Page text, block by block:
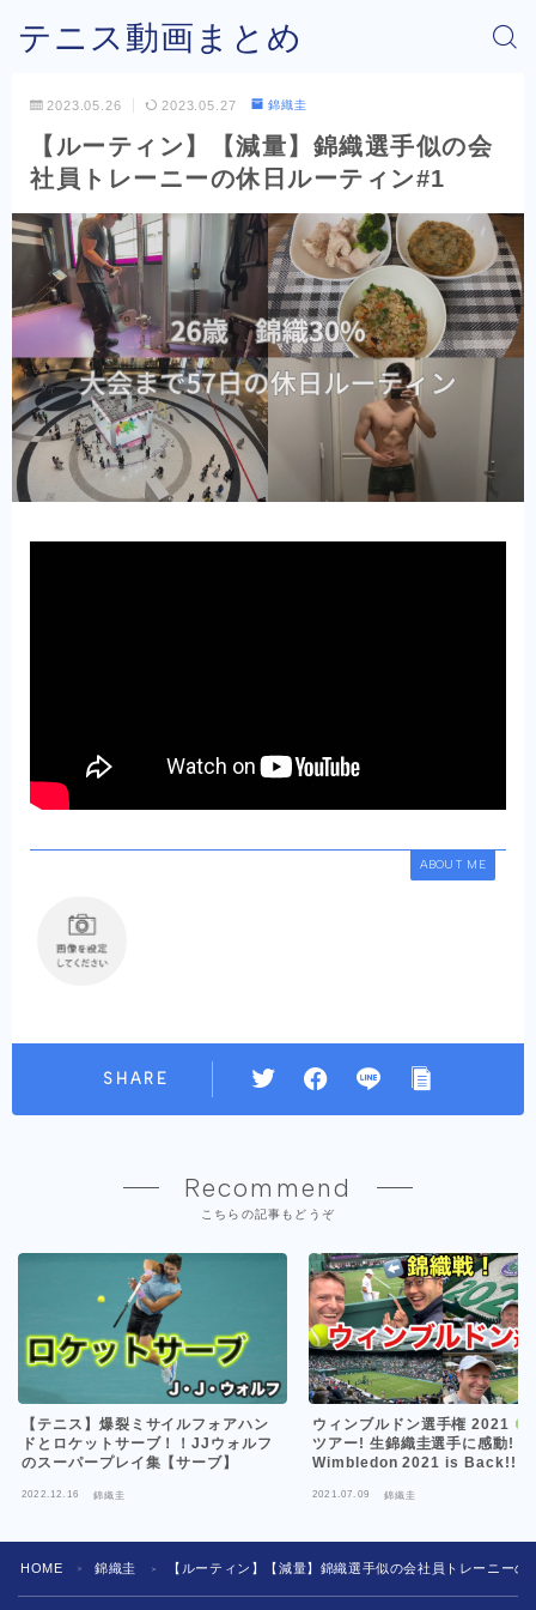
テニス動画まとめ
2023.05.26 2023.05.27 錦織圭
【ルーティン】【減量】錦織選手似の会
社員トレーニーの休日ルーティン#1
ABOUT ME
SHARE
Recommend
こちらの記事もどうぞ
【テニス】爆裂ミサイルフォアハン
ドとロケットサーブ！！JJウォルフ
のスーパープレイ集【サーブ】
2022.12.16 錦織圭
ウィンブルドン選手権 2021
ツアー! 生錦織圭選手に感動! |
Wimbledon 2021 is Back!!!
2021.07.09 錦織圭
HOME ＞ 錦織圭 ＞ 【ルーティン】【減量】錦織選手似の会社員トレーニーの